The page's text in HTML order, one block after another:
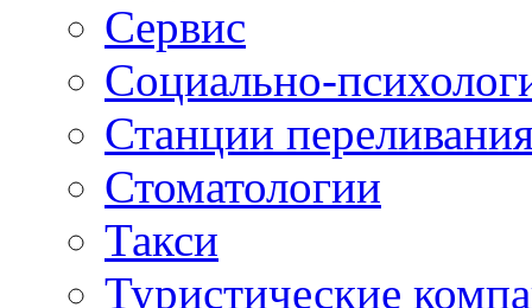
Сервис
Социально-
Станции
Стоматологии
Такси
Туристические